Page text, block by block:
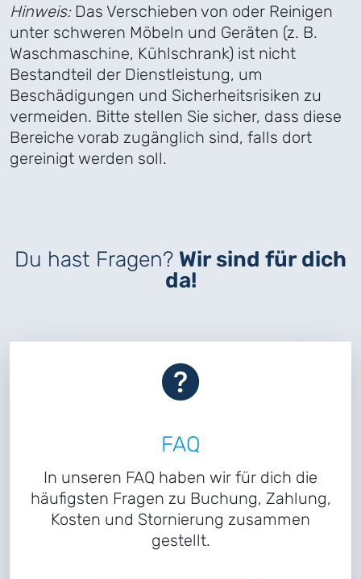
Hinweis:Das Verschieben von oder Reinigen
unter schweren Möbeln und Geräten (z. B.
Waschmaschine, Kühlschrank) ist nicht
Bestandteil der Dienstleistung, um
Beschädigungen und Sicherheitsrisiken zu
vermeiden. Bitte stellen Sie sicher, dass diese
Bereiche vorab zugänglich sind, falls dort
gereinigt werden soll.
Du hast Fragen? Wir sind für dich
da!
FAQ
In unseren FAQ haben wir für dich die
häufigsten Fragen zu Buchung, Zahlung,
Kosten und Stornierung zusammen
gestellt.